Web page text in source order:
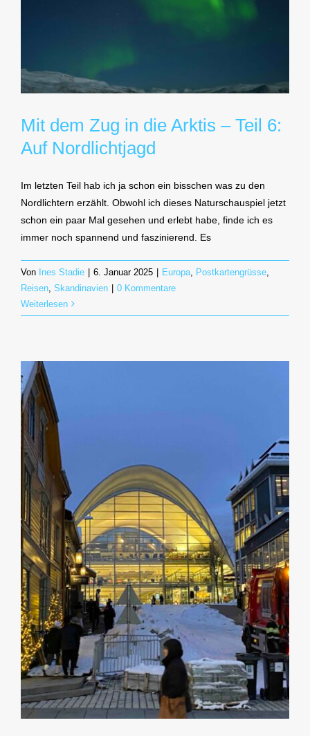
Mit dem Zug in die Arktis – Teil 6:
Auf Nordlichtjagd
Im letzten Teil hab ich ja schon ein bisschen was zu den
Nordlichtern erzählt. Obwohl ich dieses Naturschauspiel jetzt
schon ein paar Mal gesehen und erlebt habe, finde ich es
immer noch spannend und faszinierend. Es
Von Ines Stadie | 6. Januar 2025 | Europa Postkartengrüsse
Reisen Skandinavien | 0 Kommentare
Weiterlesen